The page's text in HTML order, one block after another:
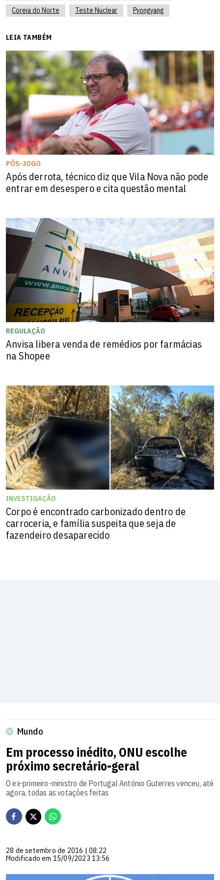
tema da península deve se resolver pacificamente. A
China nunca permitirá o caos, nem a guerra", garantiu.
Coreia do Norte
Teste Nuclear Pyongyang
LEIA TAMBÉM
PÓS-JOGO
Após derrota, técnico diz que Vila Nova não pode
entrar em desespero e cita questão mental
REGULAÇÃO
Anvisa libera venda de remédios por farmácias
na Shopee
INVESTIGAÇÃO
Corpo é encontrado carbonizado dentro de
carroceria, e família suspeita que seja de
fazendeiro desaparecido
Mundo
Em processo inédito, ONU escolhe
próximo secretário-geral
O ex-primeiro-ministro de Portugal António Guterres venceu, até
agora, todas as votações feitas
28 de setembro de 2016 | 08:22
Modificado em 15/09/2023 13:56